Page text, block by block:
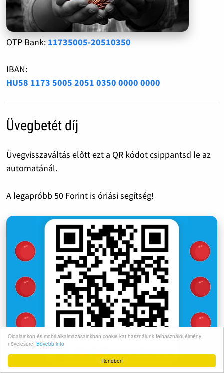
Rendben
Oldalainkon és mobil alkalmazásainkban cookie-kat használunk felhasználói élmény
növelésére. Bővebb info
OTP Bank: 11735005-20510350
IBAN:
HU58 1173 5005 2051 0350 0000 0000
Üvegbetét díj
Üvegvisszaváltás előtt ezt a QR kódot csippantsd le az
automatánál.
A legapróbb 50 Forint is óriási segítség!